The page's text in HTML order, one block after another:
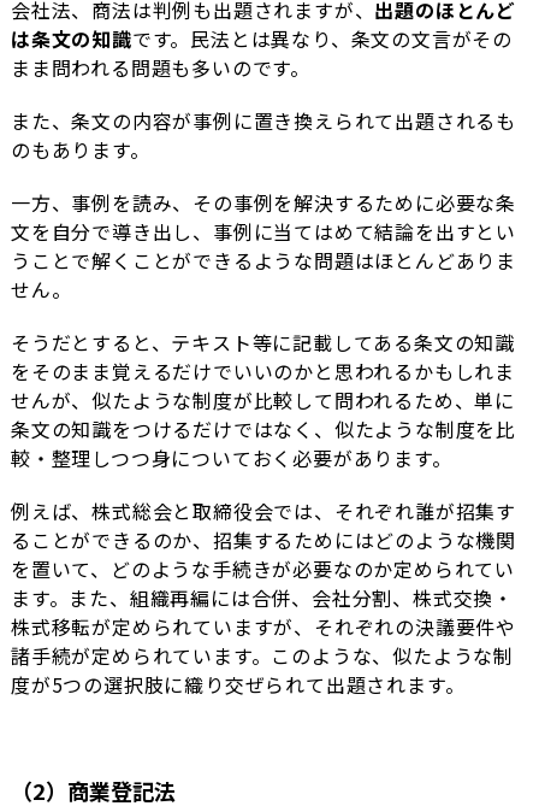
会社法、商法は判例も出題されますが、 出題のほとんど
は条文の知識です。民法とは異なり、条文の文言がその
まま問われる問題も多いのです。
また、条文の内容が事例に置き換えられて出題されるも
のもあります。
一方、事例を読み、その事例を解決するために必要な条
文を自分で導き出し、事例に当てはめて結論を出すとい
うことで解くことができるような問題はほとんどありま
せん。
そうだとすると、テキスト等に記載してある条文の知識
をそのまま覚えるだけでいいのかと思われるかもしれま
せんが、似たような制度が比較して問われるため、単に
条文の知識をつけるだけではなく、似たような制度を比
較・整理しつつ身についておく必要があります。
例えば、株式総会と取締役会では、それぞれ誰が招集す
ることができるのか、招集するためにはどのような機関
を置いて、どのような手続きが必要なのか定められてい
ます。また、組織再編には合併、会社分割、株式交換・
株式移転が定められていますが、それぞれの決議要件や
諸手続が定められています。このような、似たような制
度が5つの選択肢に織り交ぜられて出題されます。
（2）商業登記法